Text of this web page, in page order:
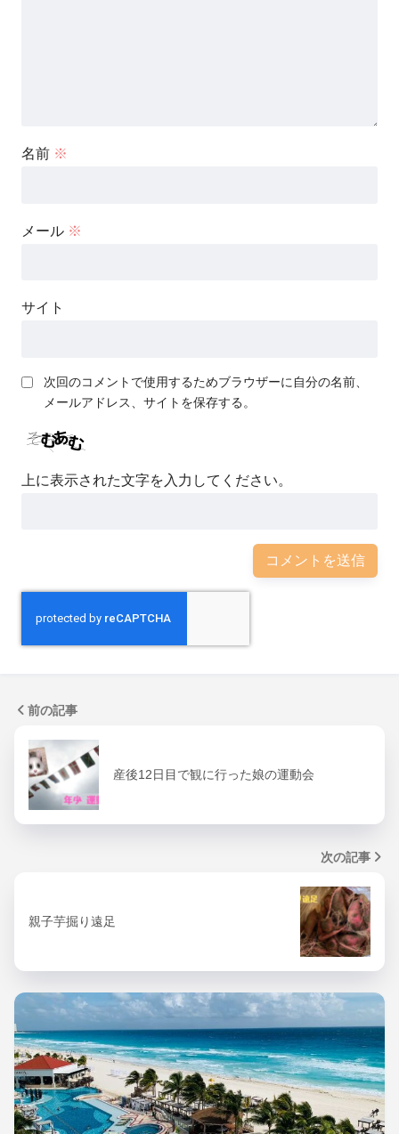
名前 ※
メール ※
サイト
次回のコメントで使用するためブラウザーに自分の名前、
メールアドレス、サイトを保存する。
上に表示された文字を入力してください。
前の記事
産後12日目で観に行った娘の運動会
次の記事
親子芋掘り遠足